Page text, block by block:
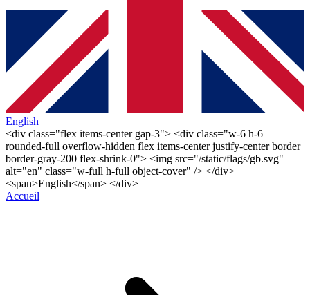
English
<div class="flex items-center gap-3"> <div class="w-6 h-6
rounded-full overflow-hidden flex items-center justify-center border
border-gray-200 flex-shrink-0"> <img src="/static/flags/gb.svg"
alt="en" class="w-full h-full object-cover" /> </div>
<span>English</span> </div>
Accueil